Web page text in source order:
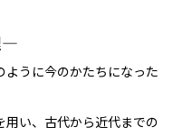
―
うに今のかたちになった
い、古代から近代までの